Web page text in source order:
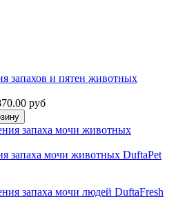
запахов и пятен животных
руб
запаха мочи животных DuftaPet